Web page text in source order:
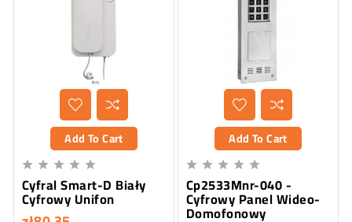
Add To Cart
    
Cyfral Smart-D Biały
Cyfrowy Unifon
Add To Cart
    
Cp2533Mnr-040 -
Cyfrowy Panel Wideo-
Domofonowy